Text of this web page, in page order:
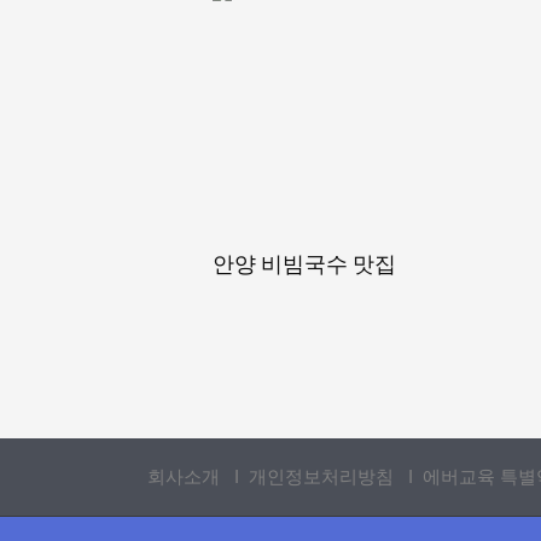
안양 비빔국수 맛집
회사소개 Ι 개인정보처리방침 Ι 에버교육 특별